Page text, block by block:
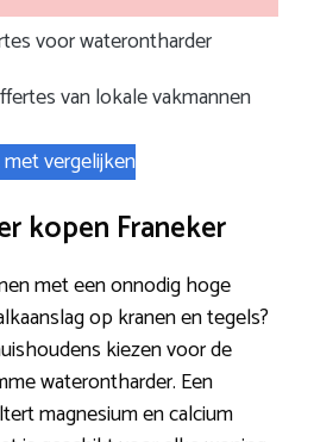
voor waterontharder
van lokale vakmannen
vergelijken
kopen Franeker
met een onnodig hoge
op kranen en tegels?
kiezen voor de
waterontharder. Een
magnesium en calcium